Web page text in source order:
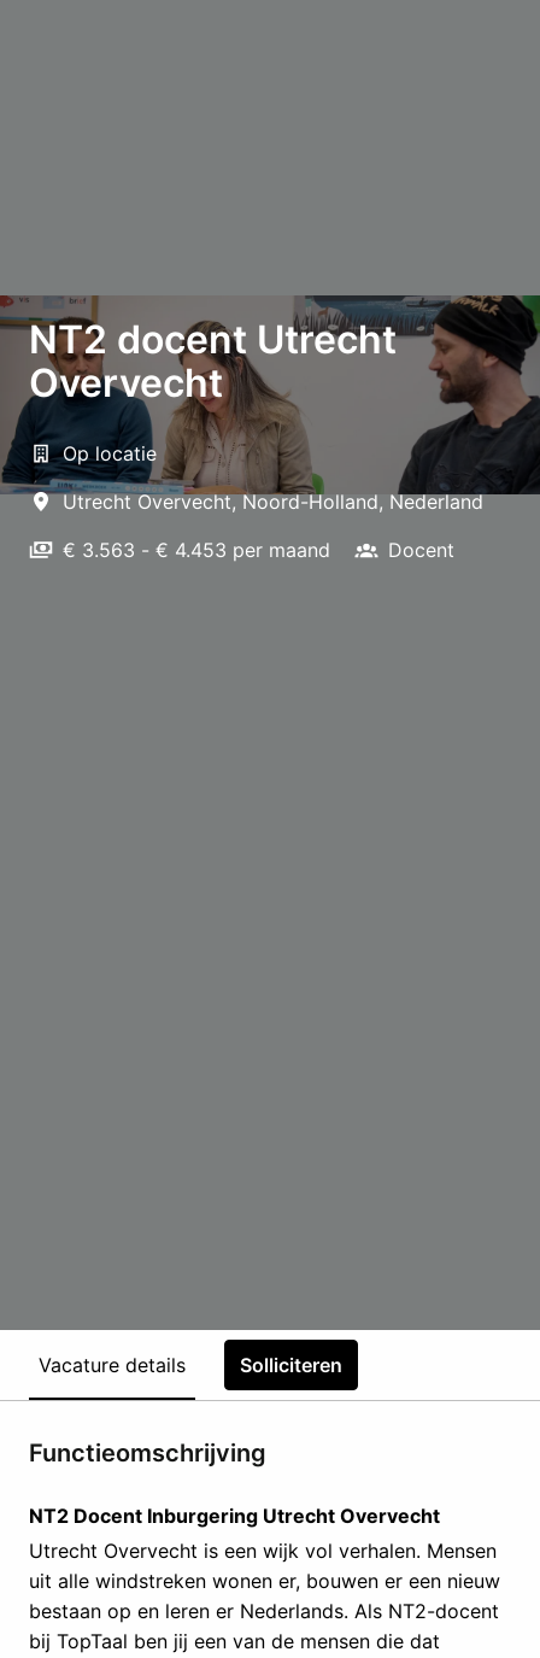
NT2 docent Utrecht
Overvecht
Op locatie
Utrecht Overvecht, Noord-Holland, Nederland
€ 3.563 - € 4.453 per maand
Docent
Vacature details Solliciteren
Functieomschrijving
NT2 Docent Inburgering Utrecht Overvecht
Utrecht Overvecht is een wijk vol verhalen. Mensen
uit alle windstreken wonen er, bouwen er een nieuw
bestaan op en leren er Nederlands. Als NT2-docent
bij TopTaal ben jij een van de mensen die dat